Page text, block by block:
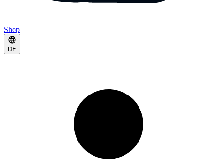
Shop
DE